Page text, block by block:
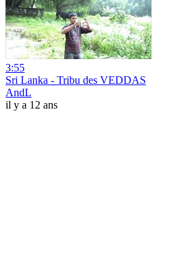
3:55
Sri Lanka - Tribu des VEDDAS
AndL
il y a 12 ans